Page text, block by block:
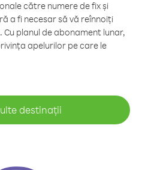
către numere de fix și
a fi necesar să vă reînnoiți
planul de abonament lunar,
apelurilor pe care le
destinații